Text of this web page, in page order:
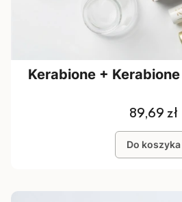
Kerabione +
Cena
89,69 zł
Do koszyka